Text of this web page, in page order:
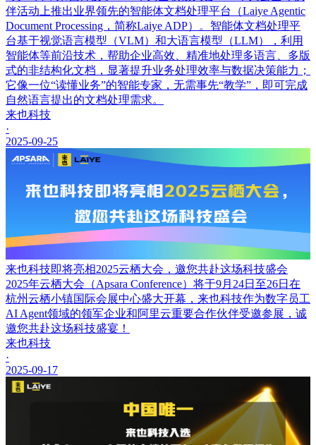
伴活动上推出业界领先的智能体文档处理平台（Laiye Agentic
Document Processing，简称Laiye ADP）。智能体文档处理平
台基于视觉语言模型（VLM）和大语言模型（LLM），利用
智能体等前沿技术，帮助企业高效、精准地处理多语言、多版
式的非结构化文档，显著提升业务处理效率与数据决策能力；
它像一位“读懂业务”的智能专家，无需事先“教学”，即可完成
自然语言提出的文档处理需求。
来也科技
·
2025-09-25
来也科技即将亮相2025云栖大会，邀您共赴这场科技盛会
2025年云栖大会（Apsara Conference）将于9月24日至26日在
杭州云栖小镇国际会展中心盛大开幕，来也科技作为数字员工
AI Agent领域的领军企业和阿里云重要合作伙伴受邀参展，诚
邀您共赴这场科技盛宴！
来也科技
·
2025-09-17